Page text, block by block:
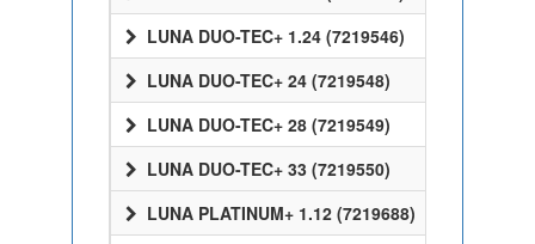
LUNA DUO-TEC+ 1.24 (7219546)
LUNA DUO-TEC+ 24 (7219548)
LUNA DUO-TEC+ 28 (7219549)
LUNA DUO-TEC+ 33 (7219550)
LUNA PLATINUM+ 1.12 (7219688)